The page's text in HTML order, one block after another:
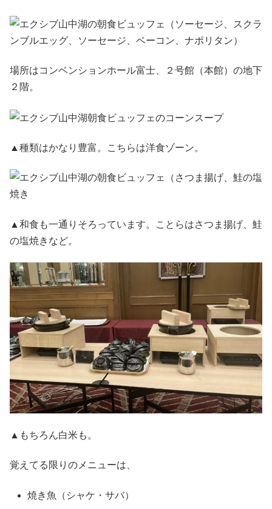
場所はコンベンションホール富士、２号館（本館）の地下
２階。
▲種類はかなり豊富。こちらは洋食ゾーン。
▲和食も一通りそろっています。ことらはさつま揚げ、鮭
の塩焼きなど。
▲もちろん白米も。
覚えてる限りのメニューは、
焼き魚（シャケ・サバ）